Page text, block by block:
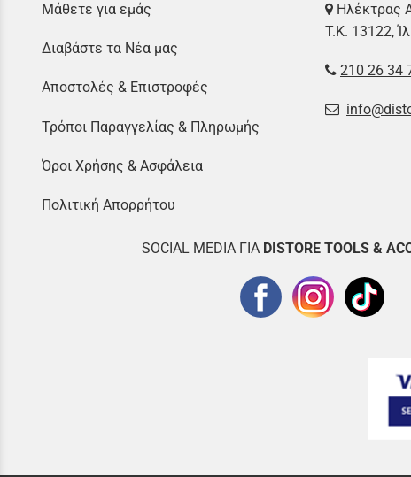
Μάθετε για εμάς
Διαβάστε τα Νέα μας
Αποστολές & Επιστροφές
Τρόποι Παραγγελίας & Πληρωμής
Όροι Χρήσης & Ασφάλεια
Πολιτική Απορρήτου
Ηλέκτρας
Τ.Κ. 13122,
210 26 34
SOCIAL MEDIA ΓΙΑ DISTORE TOOLS &